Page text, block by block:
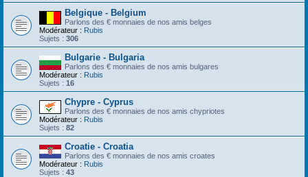
Belgique - Belgium
Parlons des € monnaies de nos amis belges
Modérateur : Rubis
Sujets : 306
Bulgarie - Bulgaria
Parlons des € monnaies de nos amis bulgares
Modérateur : Rubis
Sujets : 16
Chypre - Cyprus
Parlons des € monnaies de nos amis chypriotes
Modérateur : Rubis
Sujets : 82
Croatie - Croatia
Parlons des € monnaies de nos amis croates
Modérateur : Rubis
Sujets : 43